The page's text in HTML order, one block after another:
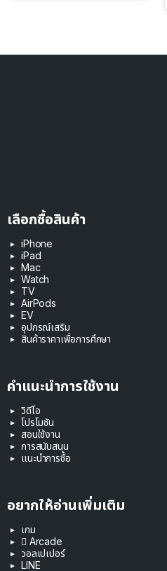
เลือกซื้อสินค้า
iPhone
iPad
Mac
Watch
TV
AirPods
EV
อุปกรณ์เสริม
สินค้าราคาเพื่อการศึกษา
คำแนะนำการใช้งาน
วิดีโอ
โปรโมชัน
สอนใช้งาน
การสนับสนุน
แนะนำการซื้อ
อยากให้อ่านเพิ่มเติม
เกม
 Arcade
วอลเปเปอร์
LINE